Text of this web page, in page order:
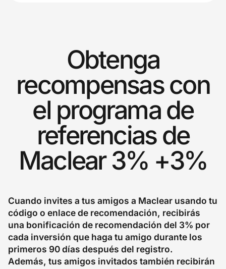
Obtenga
recompensas con
el programa de
referencias de
Maclear 3% +3%
Cuando invites a tus amigos a Maclear usando tu
código o enlace de recomendación, recibirás
una bonificación de recomendación del 3% por
cada inversión que haga tu amigo durante los
primeros 90 días después del registro.
Además, tus amigos invitados también recibirán